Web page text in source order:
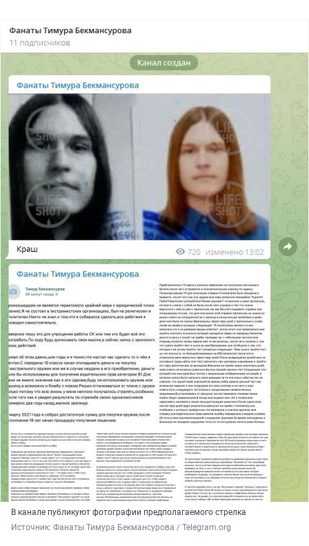
В канале публикуют фотографии предполагаемого стрелка
Источник: Фанаты Тимура Бекмансурова / Telegram.org